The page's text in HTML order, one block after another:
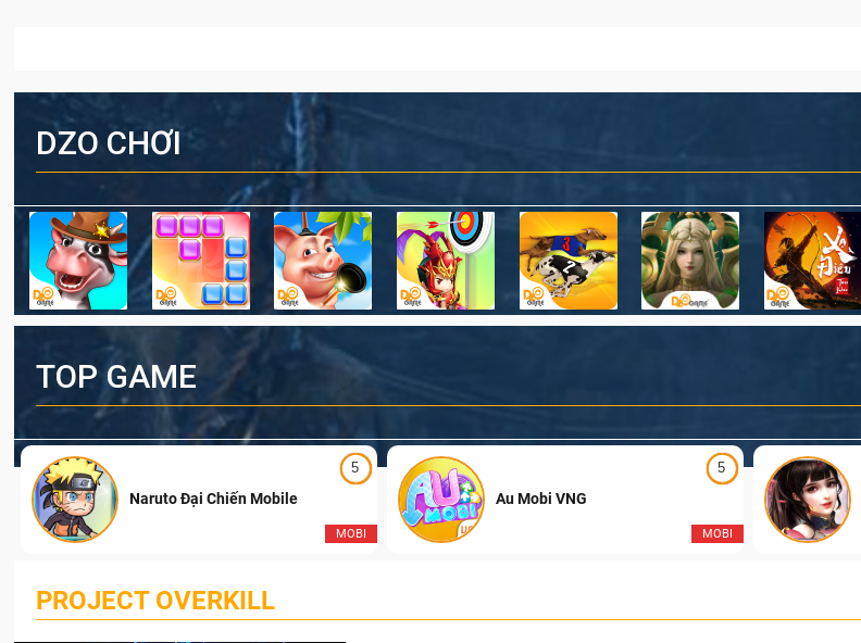
DZO CHƠI
TOP GAME
5
MOBI
Naruto Đại Chiến Mobile
5
MOBI
Au Mobi VNG
PROJECT OVERKILL